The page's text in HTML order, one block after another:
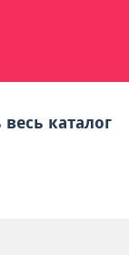
весь каталог